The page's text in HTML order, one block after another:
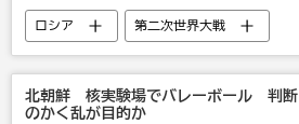
ロシア
第二次世界大戦
アドルフ・ヒトラー
北朝鮮 核実験場でバレーボール 判断
のかく乱が目的か